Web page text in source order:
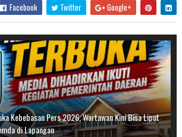
Facebook Twitter Google+
Kebebasan Pers 2026, Wartawan Kini Bisa Liput
di Lapangan